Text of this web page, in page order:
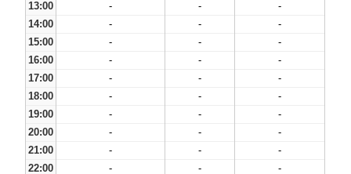
13:00
- -
-
14:00
- -
-
15:00
- -
-
16:00
- -
-
17:00
- -
-
18:00
- -
-
19:00
- -
-
20:00
- -
-
21:00
- -
-
22:00
- -
-